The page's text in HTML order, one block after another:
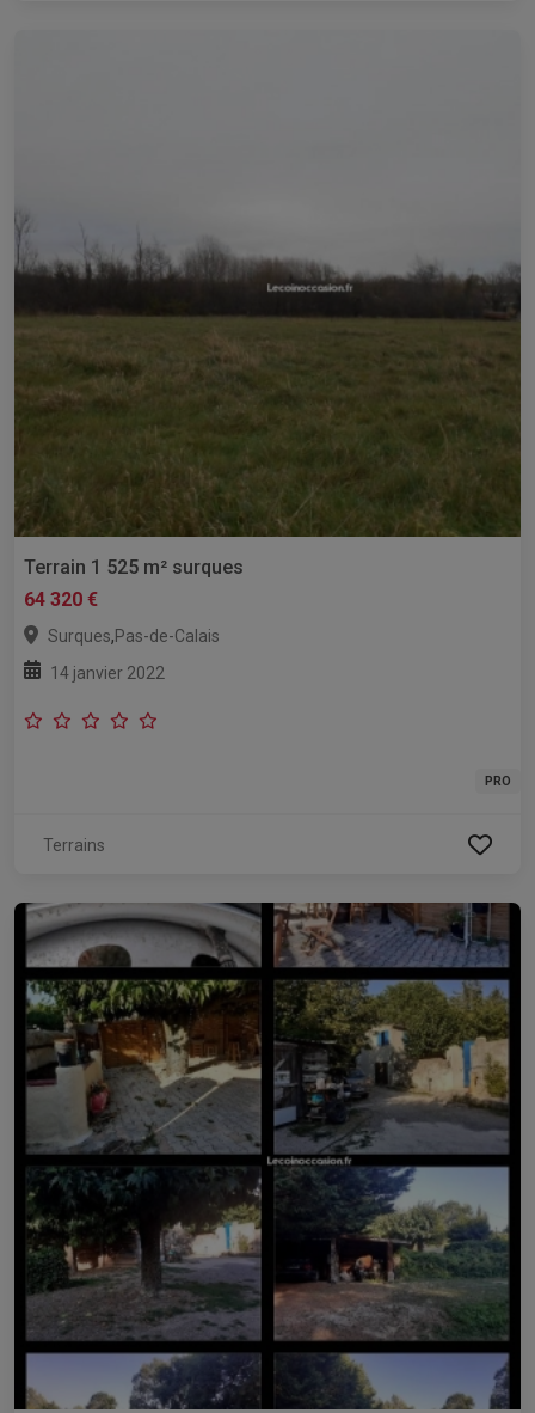
Terrain 1 525 m² surques
64 320 €
Surques,Pas-de-Calais
14 janvier 2022
PRO
Terrains